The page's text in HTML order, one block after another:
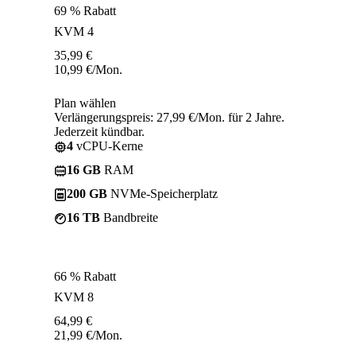
69 % Rabatt
KVM 4
35,99 €
10,99 €/Mon.
Plan wählen
Verlängerungspreis: 27,99 €/Mon. für 2 Jahre.
Jederzeit kündbar.
4 vCPU-Kerne
16 GB RAM
200 GB NVMe-Speicherplatz
16 TB Bandbreite
66 % Rabatt
KVM 8
64,99 €
21,99 €/Mon.